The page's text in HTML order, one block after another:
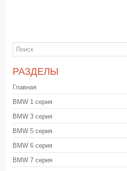
РАЗДЕЛЫ
Главная
BMW 1 серия
BMW 3 серия
BMW 5 серия
BMW 6 серия
BMW 7 серия